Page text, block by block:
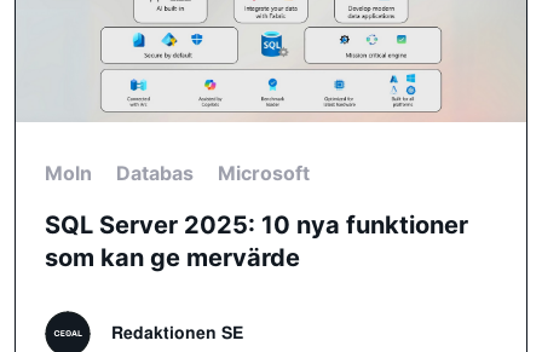
Moln Databas Microsoft
SQL Server 2025: 10 nya funktioner
som kan ge mervärde
Redaktionen SE